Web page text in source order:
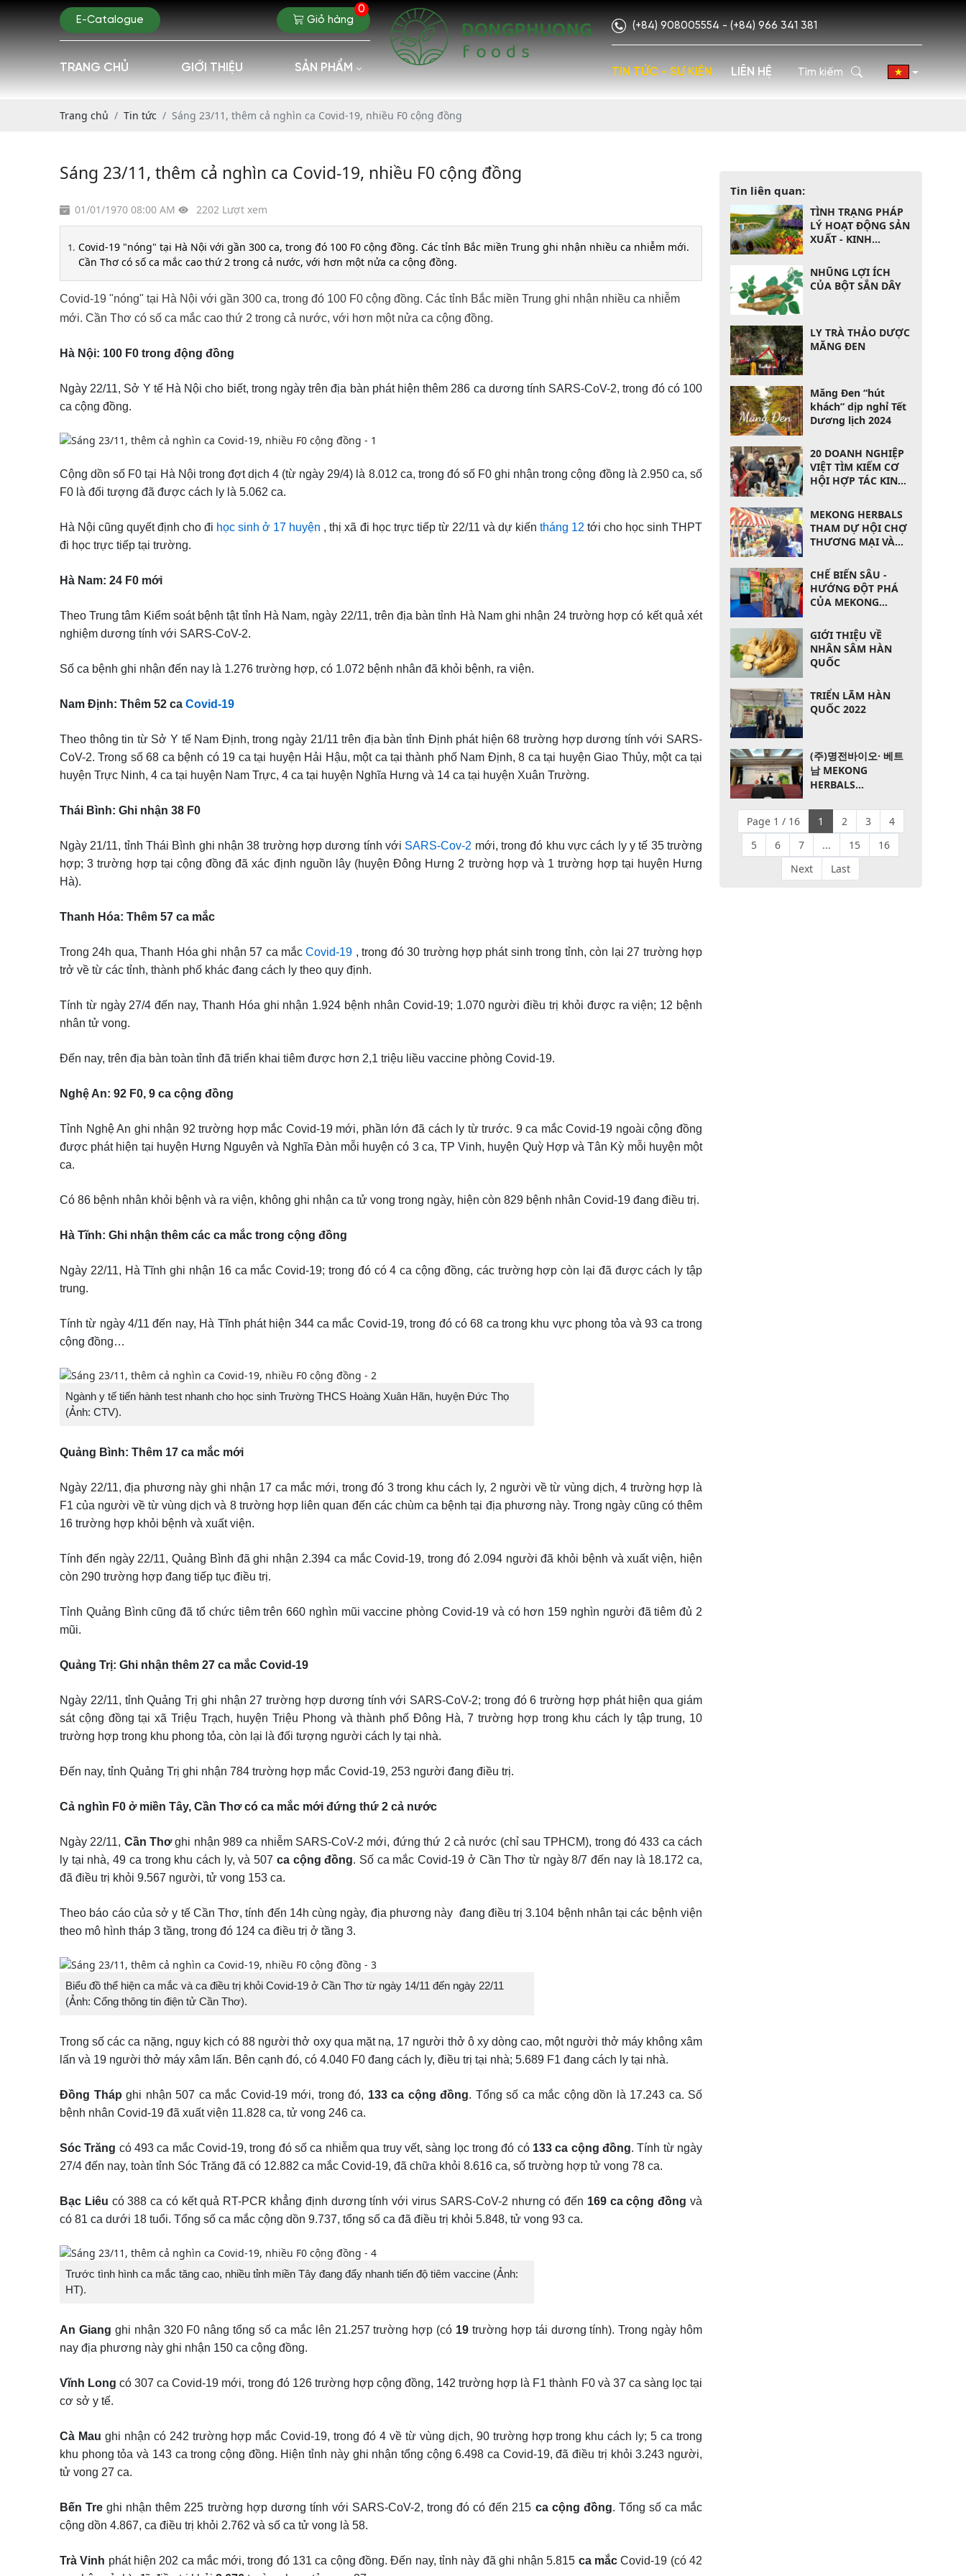
E-Catalogue Giỏ hàng
0
TRANG CHỦ GIỚI THIỆU SẢN PHẨM
(+84) 908005554 - (+84) 966 341 381
TIN TỨC - SỰ KIỆN LIÊN HỆ
Trang chủ Tin tức Sáng 23/11, thêm cả nghìn ca Covid-19, nhiều F0 cộng đồng
Sáng 23/11, thêm cả nghìn ca Covid-19, nhiều F0 cộng đồng
01/01/1970 08:00 AM 2202 Lượt xem
Covid-19 "nóng" tại Hà Nội với gần 300 ca, trong đó 100 F0 cộng đồng. Các tỉnh Bắc miền Trung ghi nhận nhiều ca nhiễm mới.
Cần Thơ có số ca mắc cao thứ 2 trong cả nước, với hơn một nửa ca cộng đồng.
Covid-19 "nóng" tại Hà Nội với gần 300 ca, trong đó 100 F0 cộng đồng. Các tỉnh Bắc miền Trung ghi nhận nhiều ca nhiễm
mới. Cần Thơ có số ca mắc cao thứ 2 trong cả nước, với hơn một nửa ca cộng đồng.
Hà Nội: 100 F0 trong động đồng
Ngày 22/11, Sở Y tế Hà Nội cho biết, trong ngày trên địa bàn phát hiện thêm 286 ca dương tính SARS-CoV-2, trong đó có 100
ca cộng đồng.
Cộng dồn số F0 tại Hà Nội trong đợt dịch 4 (từ ngày 29/4) là 8.012 ca, trong đó số F0 ghi nhận trong cộng đồng là 2.950 ca, số
F0 là đối tượng đã được cách ly là 5.062 ca.
Hà Nội cũng quyết định cho đi học sinh ở 17 huyện , thị xã đi học trực tiếp từ 22/11 và dự kiến tháng 12 tới cho học sinh THPT
đi học trực tiếp tại trường.
Hà Nam: 24 F0 mới
Theo Trung tâm Kiểm soát bệnh tật tỉnh Hà Nam, ngày 22/11, trên địa bàn tỉnh Hà Nam ghi nhận 24 trường hợp có kết quả xét
nghiệm dương tính với SARS-CoV-2.
Số ca bệnh ghi nhận đến nay là 1.276 trường hợp, có 1.072 bệnh nhân đã khỏi bệnh, ra viện.
Nam Định: Thêm 52 ca Covid-19
Theo thông tin từ Sở Y tế Nam Định, trong ngày 21/11 trên địa bàn tỉnh Định phát hiện 68 trường hợp dương tính với SARS-
CoV-2. Trong số 68 ca bệnh có 19 ca tại huyện Hải Hậu, một ca tại thành phố Nam Định, 8 ca tại huyện Giao Thủy, một ca tại
huyện Trực Ninh, 4 ca tại huyện Nam Trực, 4 ca tại huyện Nghĩa Hưng và 14 ca tại huyện Xuân Trường.
Thái Bình: Ghi nhận 38 F0
Ngày 21/11, tỉnh Thái Bình ghi nhận 38 trường hợp dương tính với SARS-Cov-2 mới, trong đó khu vực cách ly y tế 35 trường
hợp; 3 trường hợp tại cộng đồng đã xác định nguồn lây (huyện Đông Hưng 2 trường hợp và 1 trường hợp tại huyện Hưng
Hà).
Thanh Hóa: Thêm 57 ca mắc
Trong 24h qua, Thanh Hóa ghi nhận 57 ca mắcCovid-19 , trong đó 30 trường hợp phát sinh trong tỉnh, còn lại 27 trường hợp
trở về từ các tỉnh, thành phố khác đang cách ly theo quy định.
Tính từ ngày 27/4 đến nay, Thanh Hóa ghi nhận 1.924 bệnh nhân Covid-19; 1.070 người điều trị khỏi được ra viện; 12 bệnh
nhân tử vong.
Đến nay, trên địa bàn toàn tỉnh đã triển khai tiêm được hơn 2,1 triệu liều vaccine phòng Covid-19.
Nghệ An: 92 F0, 9 ca cộng đồng
Tỉnh Nghệ An ghi nhận 92 trường hợp mắc Covid-19 mới, phần lớn đã cách ly từ trước. 9 ca mắc Covid-19 ngoài cộng đồng
được phát hiện tại huyện Hưng Nguyên và Nghĩa Đàn mỗi huyện có 3 ca, TP Vinh, huyện Quỳ Hợp và Tân Kỳ mỗi huyện một
ca.
Có 86 bệnh nhân khỏi bệnh và ra viện, không ghi nhận ca tử vong trong ngày, hiện còn 829 bệnh nhân Covid-19 đang điều trị.
Hà Tĩnh: Ghi nhận thêm các ca mắc trong cộng đồng
Ngày 22/11, Hà Tĩnh ghi nhận 16 ca mắc Covid-19; trong đó có 4 ca cộng đồng, các trường hợp còn lại đã được cách ly tập
trung.
Tính từ ngày 4/11 đến nay, Hà Tĩnh phát hiện 344 ca mắc Covid-19, trong đó có 68 ca trong khu vực phong tỏa và 93 ca trong
cộng đồng…
Ngành y tế tiến hành test nhanh cho học sinh Trường THCS Hoàng Xuân Hãn, huyện Đức Thọ
(Ảnh: CTV).
Quảng Bình: Thêm 17 ca mắc mới
Ngày 22/11, địa phương này ghi nhận 17 ca mắc mới, trong đó 3 trong khu cách ly, 2 người về từ vùng dịch, 4 trường hợp là
F1 của người về từ vùng dịch và 8 trường hợp liên quan đến các chùm ca bệnh tại địa phương này. Trong ngày cũng có thêm
16 trường hợp khỏi bệnh và xuất viện.
Tính đến ngày 22/11, Quảng Bình đã ghi nhận 2.394 ca mắc Covid-19, trong đó 2.094 người đã khỏi bệnh và xuất viện, hiện
còn 290 trường hợp đang tiếp tục điều trị.
Tỉnh Quảng Bình cũng đã tổ chức tiêm trên 660 nghìn mũi vaccine phòng Covid-19 và có hơn 159 nghìn người đã tiêm đủ 2
mũi.
Quảng Trị: Ghi nhận thêm 27 ca mắc Covid-19
Ngày 22/11, tỉnh Quảng Trị ghi nhận 27 trường hợp dương tính với SARS-CoV-2; trong đó 6 trường hợp phát hiện qua giám
sát cộng đồng tại xã Triệu Trạch, huyện Triệu Phong và thành phố Đông Hà, 7 trường hợp trong khu cách ly tập trung, 10
trường hợp trong khu phong tỏa, còn lại là đối tượng người cách ly tại nhà.
Đến nay, tỉnh Quảng Trị ghi nhận 784 trường hợp mắc Covid-19, 253 người đang điều trị.
Cả nghìn F0 ở miền Tây, Cần Thơ có ca mắc mới đứng thứ 2 cả nước
Ngày 22/11, Cần Thơghi nhận 989 ca nhiễm SARS-CoV-2 mới, đứng thứ 2 cả nước (chỉ sau TPHCM), trong đó 433 ca cách
ly tại nhà, 49 ca trong khu cách ly, và 507 ca cộng đồng. Số ca mắc Covid-19 ở Cần Thơ từ ngày 8/7 đến nay là 18.172 ca,
đã điều trị khỏi 9.567 người, tử vong 153 ca.
Theo báo cáo của sở y tế Cần Thơ, tính đến 14h cùng ngày, địa phương này đang điều trị 3.104 bệnh nhân tại các bệnh viện
theo mô hình tháp 3 tầng, trong đó 124 ca điều trị ở tầng 3.
Biểu đồ thể hiện ca mắc và ca điều trị khỏi Covid-19 ở Cần Thơ từ ngày 14/11 đến ngày 22/11
(Ảnh: Cổng thông tin điện tử Cần Thơ).
Trong số các ca nặng, nguy kịch có 88 người thở oxy qua mặt nạ, 17 người thở ô xy dòng cao, một người thở máy không xâm
lấn và 19 người thở máy xâm lấn. Bên cạnh đó, có 4.040 F0 đang cách ly, điều trị tại nhà; 5.689 F1 đang cách ly tại nhà.
Đồng Tháp ghi nhận 507 ca mắc Covid-19 mới, trong đó, 133ca cộng đồng. Tổng số ca mắc cộng dồn là 17.243 ca. Số
bệnh nhân Covid-19 đã xuất viện 11.828 ca, tử vong 246 ca.
Sóc Trăng có 493 ca mắc Covid-19, trong đó số ca nhiễm qua truy vết, sàng lọc trong đó có 133ca cộng đồng. Tính từ ngày
27/4 đến nay, toàn tỉnh Sóc Trăng đã có 12.882 ca mắc Covid-19, đã chữa khỏi 8.616 ca, số trường hợp tử vong 78 ca.
Bạc Liêu có 388 ca có kết quả RT-PCR khẳng định dương tính với virus SARS-CoV-2 nhưng có đến 169ca cộng đồng và
có 81 ca dưới 18 tuổi. Tổng số ca mắc cộng dồn 9.737, tổng số ca đã điều trị khỏi 5.848, tử vong 93 ca.
Trước tình hình ca mắc tăng cao, nhiều tỉnh miền Tây đang đẩy nhanh tiến độ tiêm vaccine (Ảnh:
HT).
An Giang ghi nhận 320 F0 nâng tổng số ca mắc lên 21.257 trường hợp (có 19 trường hợp tái dương tính). Trong ngày hôm
nay địa phương này ghi nhận 150 ca cộng đồng.
Vĩnh Longcó 307 ca Covid-19 mới, trong đó 126 trường hợp cộng đồng, 142 trường hợp là F1 thành F0 và 37 ca sàng lọc tại
cơ sở y tế.
Cà Mau ghi nhận có 242 trường hợp mắc Covid-19, trong đó 4 về từ vùng dịch, 90 trường hợp trong khu cách ly; 5 ca trong
khu phong tỏa và 143 ca trong cộng đồng. Hiện tỉnh này ghi nhận tổng cộng 6.498 ca Covid-19, đã điều trị khỏi 3.243 người,
tử vong 27 ca.
Bến Tre ghi nhận thêm 225 trường hợp dương tính với SARS-CoV-2, trong đó có đến 215 ca cộng đồng. Tổng số ca mắc
cộng dồn 4.867, ca điều trị khỏi 2.762 và số ca tử vong là 58.
Trà Vinh phát hiện 202 ca mắc mới, trong đó 131 ca cộng đồng. Đến nay, tỉnh này đã ghi nhận 5.815 ca mắc Covid-19 (có 42
Tin liên quan:
TÌNH TRẠNG PHÁP
LÝ HOẠT ĐỘNG SẢN
XUẤT - KINH
THỰC PHẨM THEO
LUẬT CỦA VIỆT
NAM
NHŨNG LỢI ÍCH
CỦA BỘT SẮN DÂY
LY TRÀ THẢO DƯỢC
MĂNG ĐEN
Măng Đen “hút
khách” dịp nghỉ Tết
Dương lịch 2024
20 DOANH NGHIỆP
VIỆT TÌM KIẾM CƠ
HỘI HỢP TÁC KINH
MEKONG HERBALS
THAM DỰ HỘI CHỢ
THƯƠNG MẠI VÀ
HÀ NAM LẦN THỨ
14 VỚI QUY MÔ
LỚN
CHẾ BIẾN SÂU -
HƯỚNG ĐỘT PHÁ
CỦA MEKONG
GIỚI THIỆU VỀ
NHÂN SÂM HÀN
QUỐC
TRIỂN LÃM HÀN
QUỐC 2022
(주)명전바이오· 베트
남 MEKONG
HERBALS
100만불 수출 협약
Page 1 / 16 1 2 3
4
5
6 7 ... 15
16
Next
Last